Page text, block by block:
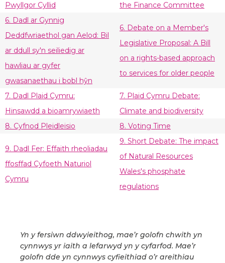
Pwyllgor Cyllid
the Finance Committee
6. Dadl ar Gynnig
Deddfwriaethol gan Aelod: Bil
ar ddull sy'n seiliedig ar
hawliau ar gyfer
gwasanaethau i bobl hŷn
6. Debate on a Member's
Legislative Proposal: A Bill
on a rights-based approach
to services for older people
7. Dadl Plaid Cymru:
Hinsawdd a bioamrywiaeth
7. Plaid Cymru Debate:
Climate and biodiversity
8. Cyfnod Pleidleisio
8. Voting Time
9. Dadl Fer: Effaith rheoliadau
ffosffad Cyfoeth Naturiol
Cymru
9. Short Debate: The impact
of Natural Resources
Wales's phosphate
regulations
Yn y fersiwn ddwyieithog, mae’r golofn chwith yn
cynnwys yr iaith a lefarwyd yn y cyfarfod. Mae’r
golofn dde yn cynnwys cyfieithiad o’r areithiau